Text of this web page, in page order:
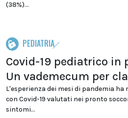
(38%)...
PEDIATRIA
Covid-19 pediatrico in
Un vademecum per
L'esperienza dei mesi di pandemia
con Covid-19 valutati nei pronto
sintomi...